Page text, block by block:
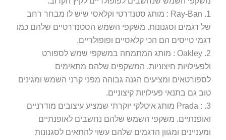
‏1. Ray-Ban : מותג סטנדרטי וקלאסי שיש לו מבחר רחב
של דגמים וסגנונות. משקפי השמש הסטנדרטיים שלהם כמו
דגמי טייסים הם הכי קלאסיים ופופולריים.
‏2. Oakley : מותג המתמחה במשקפי שמש לספורט
ולפעילויות חיצוניות. המשקפים שלהם מתאימים
לספורטאים ומציעים הגנה גבוהה מפני קרני השמש ומגינים
טוב גם בתנאי פעילויות קיצוניים.
‏3. : Prada מותג איטלקי יוקרתי שמציע עיצובים מודרניים
ואופנתיים. משקפי השמש שלהם נחשבים לאופנתיים
ומעניינים ומגוון הדגמים שלהם עשוי להתאים לסגנונות